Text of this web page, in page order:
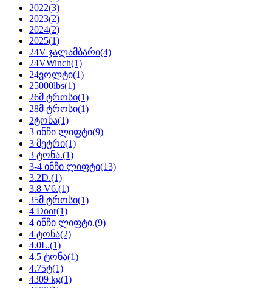
2022(3)
2023(2)
2024(2)
2025(1)
24V ჯალამბარი(4)
24VWinch(1)
24ვოლტი(1)
25000lbs(1)
26მ ტროსი(1)
28მ ტროსი(1)
2ტონა(1)
3 ინჩი ლიფტი(9)
3 მეტრი(1)
3 ტონა.(1)
3-4 ინჩი ლიფტი(13)
3.2D.(1)
3.8 V6.(1)
35მ ტროსი(1)
4 Door(1)
4 ინჩი ლიფტი.(9)
4 ტონა(2)
4.0L.(1)
4.5 ტონა(1)
4.75ტ(1)
4309 kg(1)